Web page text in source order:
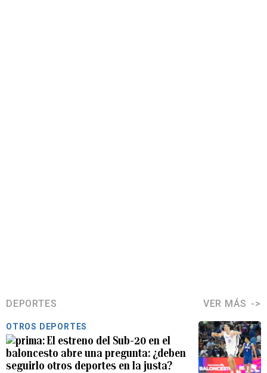
DEPORTES VER MÁS
OTROS DEPORTES
El estreno del Sub-20 en el
baloncesto abre una pregunta: ¿deben
seguirlo otros deportes en la justa?